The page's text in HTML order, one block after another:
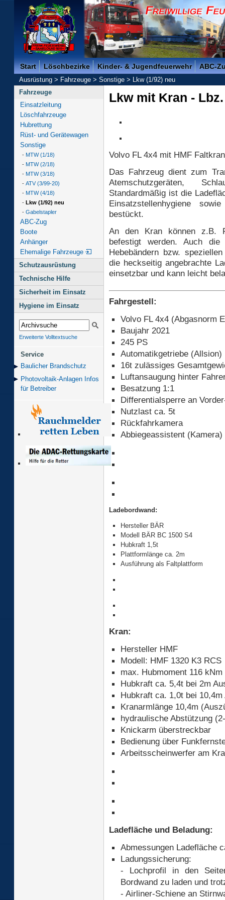
Freiwillige Feuerwehr der Kreisstadt Saarlouis -
Start Löschbezirke Kinder- & Jugendfeuerwehr ABC-
Ausrüstung>Fahrzeuge>Sonstige>Lkw (1/92) neu
Fahrzeuge
Einsatzleitung
Löschfahrzeuge
Hubrettung
Rüst- und Gerätewagen
Sonstige
- MTW (1/18)
- MTW (2/18)
- MTW (3/18)
- ATV (3/99-20)
- MTW (4/18)
- Lkw (1/92) neu
- Gabelstapler
ABC-Zug
Boote
Anhänger
Ehemalige Fahrzeuge
Schutzausrüstung
Technische Hilfe
Sicherheit im Einsatz
Hygiene im Einsatz
Erweiterte Volltextsuche
Service
Baulicher Brand­schutz
Photovoltaik-Anlagen Infos
für Betreiber
Lkw mit Kran -
Volvo FL 4x4 mit HMF
Das Fahrzeug dient zum
Atemschutzgeräten,
Standardmäßig ist die
Einsatzstellenhygiene
bestückt.
An den Kran können z.B.
befestigt werden. Auch
Hebebändern bzw.
die heckseitig angebrachte
einsetzbar und kann leicht
Fahrgestell:
Volvo FL 4x4 (Abgasnorm
Baujahr 2021
245 PS
Automatikgetriebe (Allsion)
16t zulässiges
Luftansaugung hinter
Besatzung 1:1
Differentialsperre an
Nutzlast ca. 5t
Rückfahrkamera
Abbiegeassistent (Kamera)
Ladebordwand:
Hersteller BÄR
Modell BÄR BC 1500 S4
Hubkraft 1,5t
Plattformlänge ca. 2m
Ausführung als Faltplattform
Kran:
Hersteller HMF
Modell: HMF 1320 K3 RCS
max. Hubmoment 116 kNm
Hubkraft ca. 5,4t bei 2m
Hubkraft ca. 1,0t bei 10,4m
Kranarmlänge 10,4m
hydraulische Abstützung
Knickarm überstreckbar
Bedienung über
Arbeitsscheinwerfer am
Ladefläche und Beladung:
Abmessungen Ladefläche
Ladungssicherung:
- Lochprofil in den
Bordwand zu laden und
- Airliner-Schiene an